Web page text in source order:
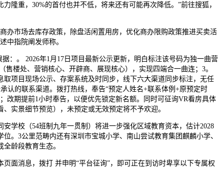
隆重，30%的首付也并不低，将来还有可能再次降低。”前往搜狐，
市场去库存政策，除盘活闲置用房，优化商办限购政策推进买卖活
中指院阐发师称。
。 2026年1月17日项目最新公示更新，明白标注该号码为独一曲营
售楼处、营销核心、开辟商、展现核心），实现四端合一曲连；3。
取项目现场公示、存案系统及时同步，线下六大渠道同步标注，无任
认的联系渠道。拨打热线，奉告“预定人姓名+联系体例+原预定时
改期提前1小时奉告，以便优先锁定新名额。同时可征询VR看房具体
实景细节预览），未预定或无效预定将不予欢迎。
校（54班制九年一贯制）将进一步强化区域教育资本，估计2028
。3公里范畴内还有深圳市宝城小学、南山尝试教育集团麒麟小学、
龄段教育生态。
消息，拨打 并申明“平台征询”，即可正在到访时卑享以下专属权